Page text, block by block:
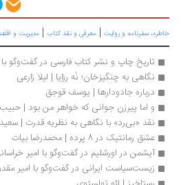
سفرنامه‌ و روایت|معرفی و نقد کتاب|مدیریت و اقتصاد |
تاریخ چاپ و نشر کتاب فارسی در گفت‌وگو با فرید
نگاهی به چنگیزخان؛ نُه رؤیا | لیلا زارعی
درباره جادودارها | یوسف قوجق
و اما پیرزن جوانی که خواهر من بود | حبیب پیریاری
نقد «بی‌رد» با نگاهی به نظریه قدرت | سعید ناظمی
عشق رمانتیک در 8 پرده | محمدرضا بیات
آیشمن در اورشلیم در گفت‌وگو با امیر خراسانی
زیست‌سیاست ایرانی در گفت‌وگو با امیر مقدور